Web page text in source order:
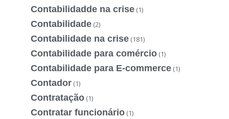
Contabilidadde na crise (1)
Contabilidade (2)
Contabilidade na crise (181)
Contabilidade para comércio (1)
Contabilidade para E-commerce (1)
Contador (1)
Contratação (1)
Contratar funcionário (1)